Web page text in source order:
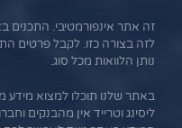
זה אתר אינפורמטיבי.
לזה בצורה כזו. לקבל פרטים
נותן הלוואות מכל סוג.
באתר שלנו תוכלו למצוא מידע
ליסינג וטרייד אין מהבנקים